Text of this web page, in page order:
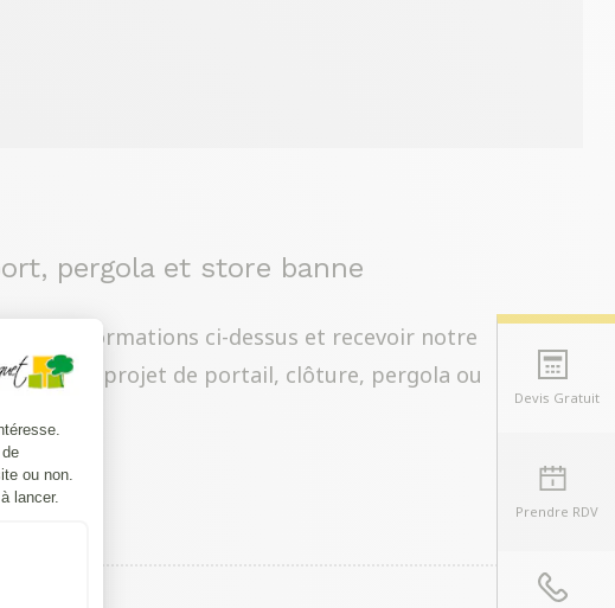
: Personnalisez vos Options
ou non.
lancer.
pergola et store banne
les informations ci-dessus et recevoir notre
votre projet de portail, clôture, pergola ou
Devis Gratuit
Prendre RDV